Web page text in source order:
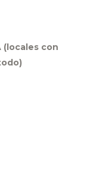
(locales con